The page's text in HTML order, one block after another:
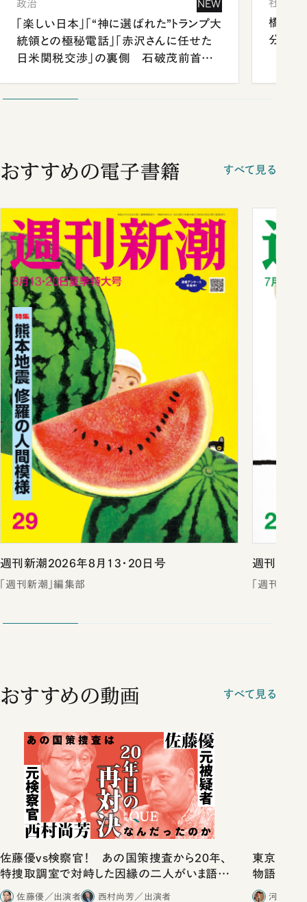
政治 NEW
「楽しい日本」「“神に選ばれた”トランプ大
統領との極秘電話」「赤沢さんに任せた
日米関税交渉」の裏側 石破茂前首相
社会
橋本愛
分 佐
おすすめの電子書籍 すべて見る
週刊新潮2026年8月13・20日号
「週刊新潮」編集部
週刊新潮
「週刊新潮
おすすめの動画 すべて見る
佐藤優vs検察官！ あの国策捜査から20年、
特捜取調室で対峙した因縁の二人がいま語り
合ったこと
佐藤優／出演者 西村尚芳／出演者
東京は都
物語」に
河野有